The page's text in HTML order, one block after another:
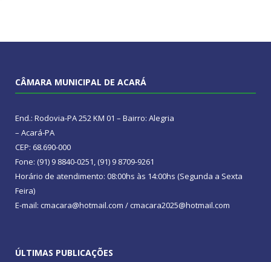
CÂMARA MUNICIPAL DE ACARÁ
End.: Rodovia-PA 252 KM 01 – Bairro: Alegria
– Acará-PA
CEP: 68.690-000
Fone: (91) 9 8840-0251, (91) 9 8709-9261
Horário de atendimento: 08:00hs às 14:00hs (Segunda a Sexta
Feira)
E-mail: cmacara@hotmail.com / cmacara2025@hotmail.com
ÚLTIMAS PUBLICAÇÕES